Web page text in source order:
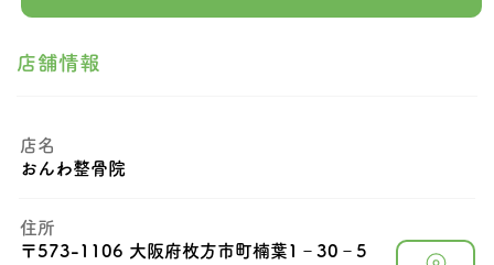
店舗情報
店名
おんわ整骨院
住所
〒573-1106 大阪府枚方市町楠葉1‐30‐5